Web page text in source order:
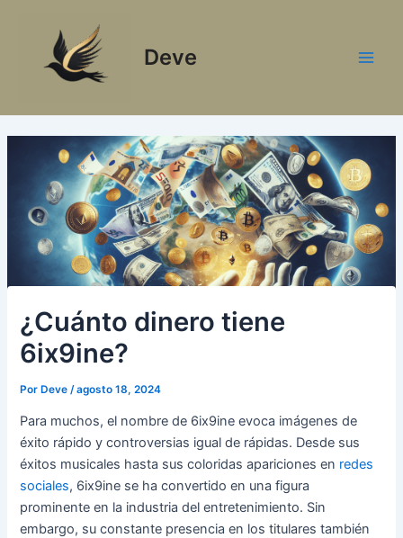
contenido
Deve
¿Cuánto dinero tiene
6ix9ine?
PorDeve/agosto 18, 2024
Para muchos, el nombre de 6ix9ine evoca imágenes de
éxito rápido y controversias igual de rápidas. Desde sus
éxitos musicales hasta sus coloridas apariciones en redes
sociales, 6ix9ine se ha convertido en una figura
prominente en la industria del entretenimiento. Sin
embargo, su constante presencia en los titulares también